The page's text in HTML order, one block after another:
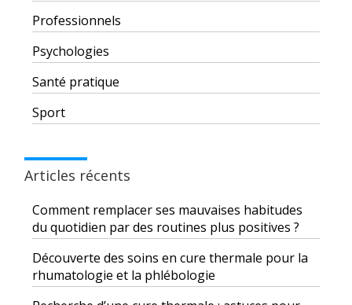
Professionnels
Psychologies
Santé pratique
Sport
Articles récents
Comment remplacer ses mauvaises habitudes
du quotidien par des routines plus positives ?
Découverte des soins en cure thermale pour la
rhumatologie et la phlébologie